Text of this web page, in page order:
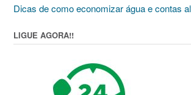
Dicas de como economizar água e contas
LIGUE AGORA!!